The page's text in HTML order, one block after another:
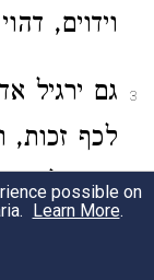
וידוים,
3
גם ירגיל
לכף
צריך
עשה
possible on
Learn More.